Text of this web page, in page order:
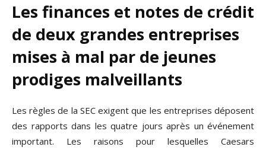
Les finances et notes de crédit
de deux grandes entreprises
mises à mal par de jeunes
prodiges malveillants
Les règles de la SEC exigent que les entreprises déposent
des rapports dans les quatre jours après un événement
important. Les raisons pour lesquelles Caesars